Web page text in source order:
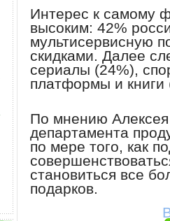
Интерес к самому
высоким: 42%
мультисервисную
скидками. Далее
сериалы (24%),
платформы и книги
По мнению Алексея
департамента
по мере того, как
становиться все
подарков.